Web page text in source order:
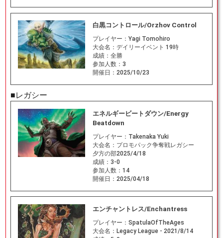
白黒コントロール/Orzhov Control
プレイヤー： Yagi Tomohiro
大会名： デイリーイベント 19時
成績： 全勝
参加人数： 3
開催日： 2025/10/23
■レガシー
エネルギービートダウン/Energy
Beatdown
プレイヤー： Takenaka Yuki
大会名： プロモパック争奪戦レガシー
夕方の部2025/4/18
成績： 3-0
参加人数： 14
開催日： 2025/04/18
エンチャントレス/Enchantress
プレイヤー： SpatulaOfTheAges
大会名： Legacy League - 2021/8/14